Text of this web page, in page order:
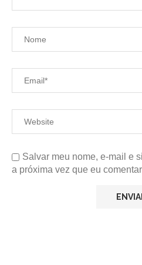
Salvar meu nome, e-mail e
a próxima vez que eu